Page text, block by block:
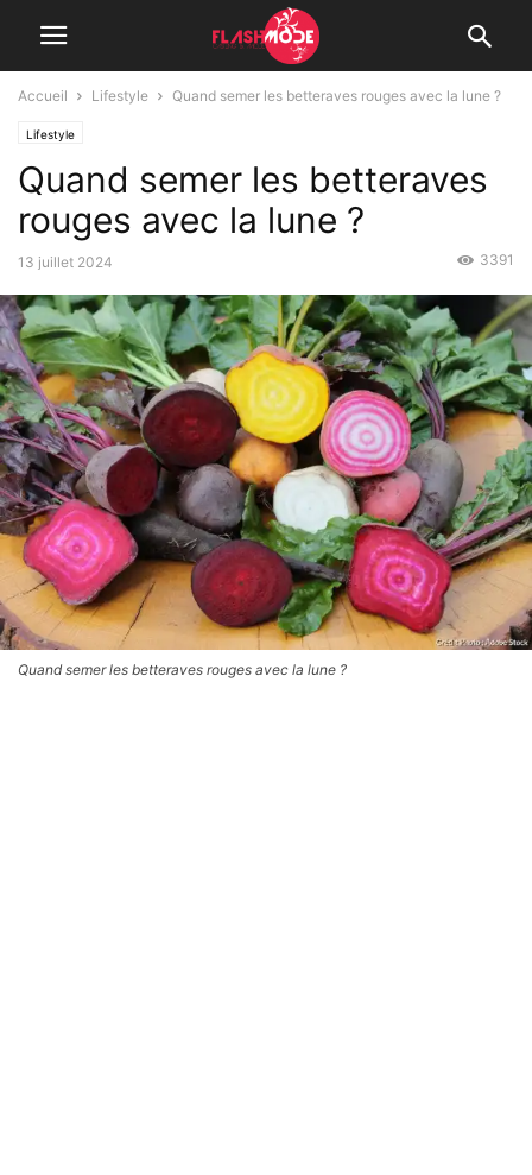
Accueil Lifestyle Quand semer les betteraves rouges avec la lune ?
Lifestyle
Quand semer les betteraves
rouges avec la lune ?
13 juillet 2024 3391
Quand semer les betteraves rouges avec la lune ?